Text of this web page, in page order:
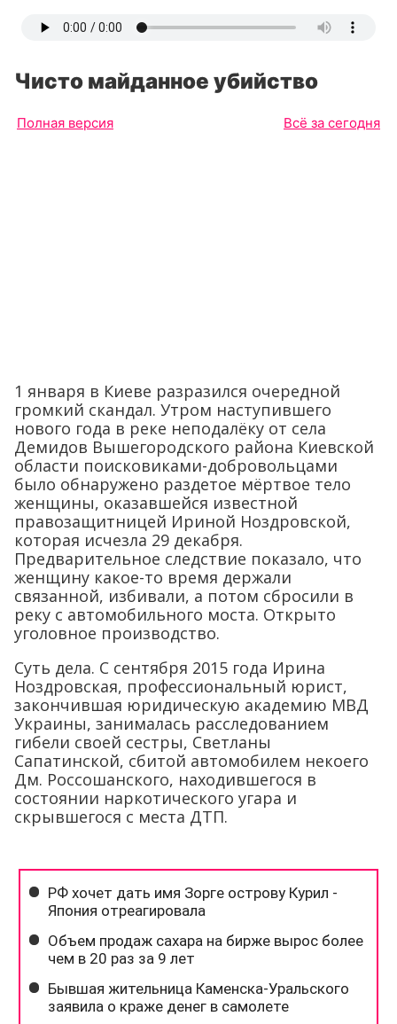
Чисто майданное убийство
Полная версия Всё за сегодня
1 января в Киеве разразился очередной
громкий скандал. Утром наступившего
нового года в реке неподалёку от села
Демидов Вышегородского района Киевской
области поисковиками-добровольцами
было обнаружено раздетое мёртвое тело
женщины, оказавшейся известной
правозащитницей Ириной Ноздровской,
которая исчезла 29 декабря.
Предварительное следствие показало, что
женщину какое-то время держали
связанной, избивали, а потом сбросили в
реку с автомобильного моста. Открыто
уголовное производство.
Суть дела. С сентября 2015 года Ирина
Ноздровская, профессиональный юрист,
закончившая юридическую академию МВД
Украины, занималась расследованием
гибели своей сестры, Светланы
Сапатинской, сбитой автомобилем некоего
Дм. Россошанского, находившегося в
состоянии наркотического угара и
скрывшегося с места ДТП.